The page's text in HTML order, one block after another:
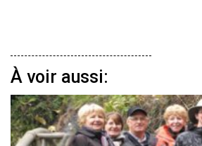
À voir aussi: